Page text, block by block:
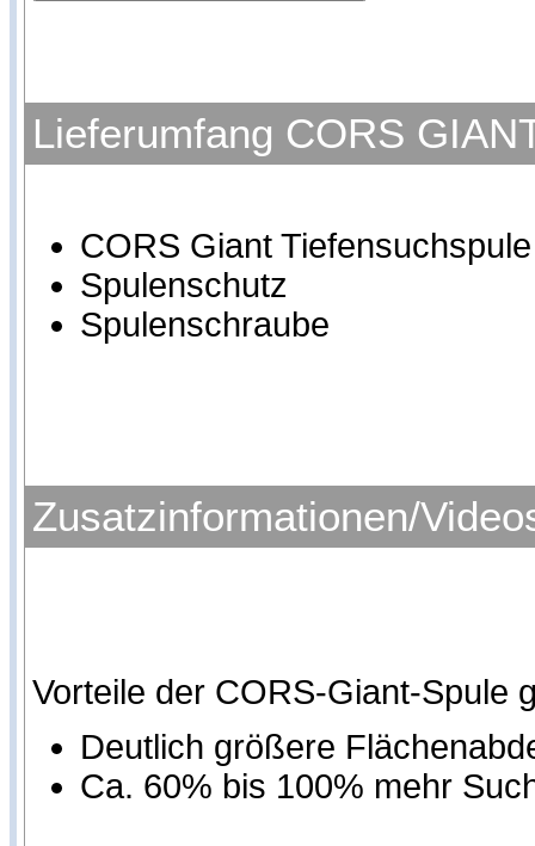
Lieferumfang CORS
CORS Giant
Spulenschutz
Spulenschraube
Zusatzinformationen/
Vorteile der CORS-Giant-Spule
Deutlich größere
Ca. 60% bis 100% mehr